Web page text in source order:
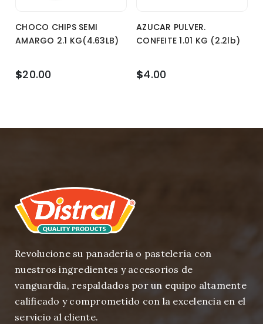
CHOCO CHIPS SEMI
AMARGO 2.1 KG(4.63LB)
$20.00
AZUCAR PULVER.
CONFEITE 1.01 KG (2.2lb)
$4.00
Revolucione su panadería o pastelería con
nuestros ingredientes y accesorios de
vanguardia, respaldados por un equipo altamente
calificado y comprometido con la excelencia en el
servicio al cliente.